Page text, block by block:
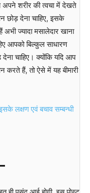
अपने शरीर की त्वचा में देखते
छोड़ देना चाहिए, इसके
ज्यादा मसालेदार खाना
आपको बिल्कुल साधारण
देना चाहिए। क्योंकि यदि आप
करते हैं, तो ऐसे में यह बीमारी
लक्षण एवं बचाव सम्बन्धी